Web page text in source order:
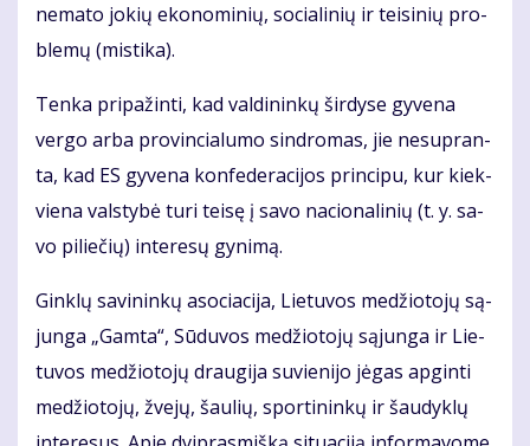
ne­ma­to jo­kių eko­no­mi­nių, so­cia­li­nių ir tei­si­nių pro­
ble­mų (mis­ti­ka).
Ten­ka pri­pa­žin­ti, kad val­di­nin­kų šir­dy­se gy­ve­na
ver­go ar­ba pro­vin­cia­lu­mo sin­dro­mas, jie ne­su­pran­
ta, kad ES gy­ve­na kon­fe­de­ra­ci­jos prin­ci­pu, kur kiek­
vie­na vals­ty­bė tu­ri tei­sę į sa­vo na­cio­na­li­nių (t. y. sa­
vo pi­lie­čių) in­te­re­sų gy­ni­mą.
Gin­klų sa­vi­nin­kų aso­cia­ci­ja, Lie­tu­vos me­džio­to­jų są­
jun­ga „Gam­ta“, Sū­du­vos me­džio­to­jų są­jun­ga ir Lie­
tu­vos me­džio­to­jų drau­gi­ja su­vie­ni­jo jė­gas ap­gin­ti
me­džio­to­jų, žve­jų, šau­lių, spor­ti­nin­kų ir šau­dyk­lų